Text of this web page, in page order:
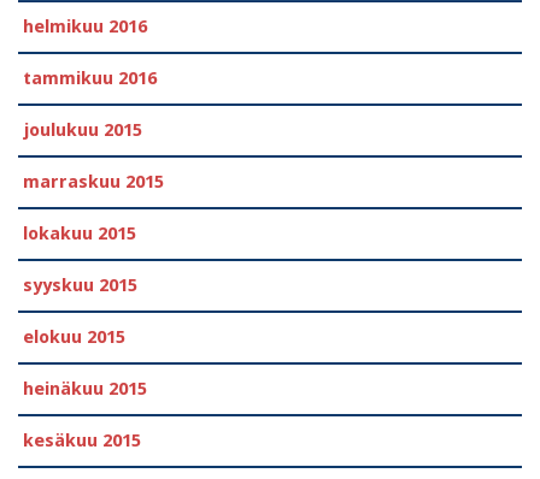
helmikuu 2016
tammikuu 2016
joulukuu 2015
marraskuu 2015
lokakuu 2015
syyskuu 2015
elokuu 2015
heinäkuu 2015
kesäkuu 2015